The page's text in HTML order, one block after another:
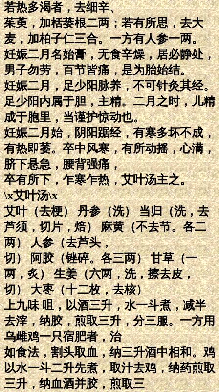
若热多渴者，去细辛、
茱萸，加栝蒌根二两；若有所思，去大
麦，加柏子仁三合。一方有人参一两。
妊娠二月名始膏，无食辛燥，居必静处，
男子勿劳，百节皆痛，是为胎始结。
妊娠二月，足少阳脉养，不可针灸其经。
足少阳内属于胆，主精。二月之时，儿精
成于胞里，当谨护惊动也。
妊娠二月始，阴阳踞经，有寒多坏不成，
有热即萎。卒中风寒，有所动摇，心满，
脐下悬急，腰背强痛，
卒有所下，乍寒乍热，艾叶汤主之。
\x艾叶汤\x
艾叶（去梗） 丹参（洗） 当归（洗，去
芦须，切片，焙） 麻黄（不去节。各二
两） 人参（去芦头，
切） 阿胶（锉碎。各三两） 甘草（一
两，炙） 生姜（六两，洗，擦去皮，
切） 大枣（十二枚，去核）
上九味 咀，以酒三升，水一斗煮，减半
去滓，纳胶，煎取三升，分三服。一方用
乌雌鸡一只宿肥者，治
如食法，割头取血，纳三升酒中相和。鸡
以水一斗二升先煮，取汁去鸡，纳药煎取
三升，纳血酒并胶，煎取三